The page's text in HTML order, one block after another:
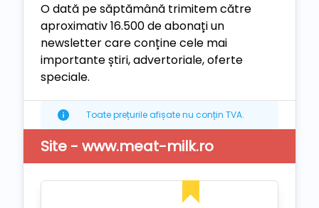
O dată pe săptămână trimitem către
aproximativ 16.500 de abonați un
newsletter care conține cele mai
importante știri, advertoriale, oferte
speciale.
Toate prețurile afișate nu conțin TVA.
Site - www.meat-milk.ro